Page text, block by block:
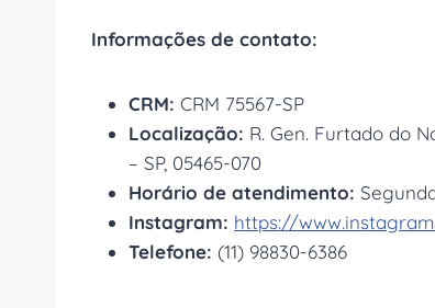
Informações de contato:
CRM: CRM 75567-SP
Localização: R. Gen. Furtado do
– SP, 05465-070
Horário de atendimento:
Instagram: https://
Telefone: (11) 98830-6386